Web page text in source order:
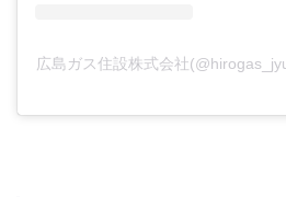
広島ガス住設株式会社